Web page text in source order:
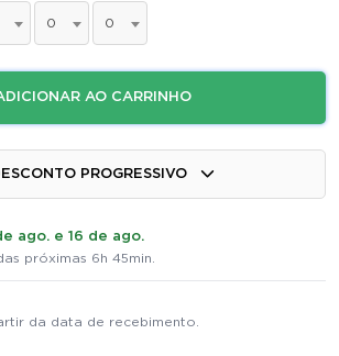
0 0
AO CARRINHO
PROGRESSIVO
ago. e 16 de ago.
próximas 6h 45min.
da data de recebimento.